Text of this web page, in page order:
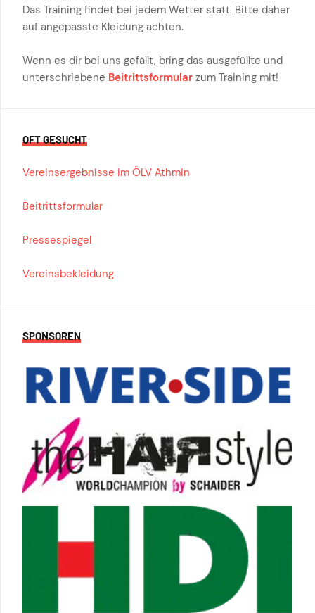
Das Training findet bei jedem Wetter statt. Bitte daher
auf angepasste Kleidung achten.
Wenn es dir bei uns gefällt, bring das ausgefüllte und
unterschriebene Beitrittsformular zum Training mit!
OFT GESUCHT
Vereinsergebnisse im ÖLV Athmin
Beitrittsformular
Pressespiegel
Vereinsbekleidung
SPONSOREN